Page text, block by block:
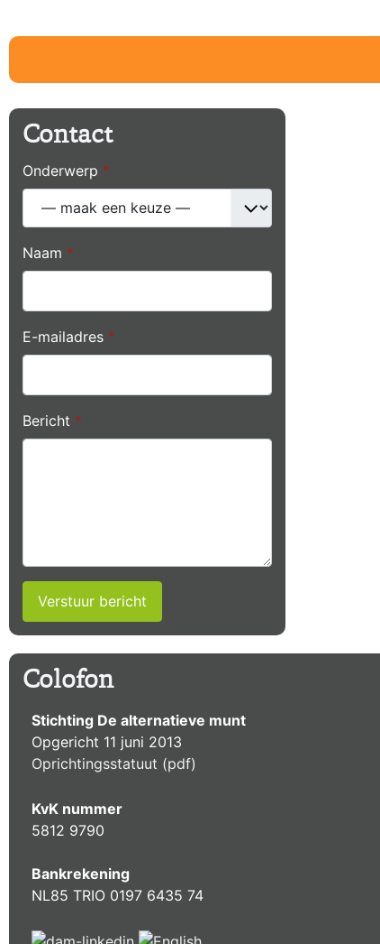
Contact
Onderwerp *
Naam *
E-mailadres *
Bericht *
Verstuur bericht
Colofon
Stichting De alternatieve munt
Opgericht 11 juni 2013
Oprichtingsstatuut (pdf)
KvK nummer
5812 9790
Bankrekening
NL85 TRIO 0197 6435 74